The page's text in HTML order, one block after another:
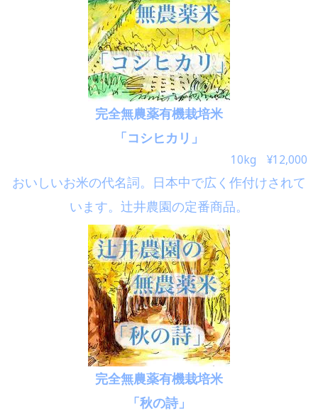
完全無農薬有機栽培米
「コシヒカリ」
10kg ¥12,000
おいしいお米の代名詞。日本中で広く作付けされて
います。辻井農園の定番商品。
完全無農薬有機栽培米
「秋の詩」